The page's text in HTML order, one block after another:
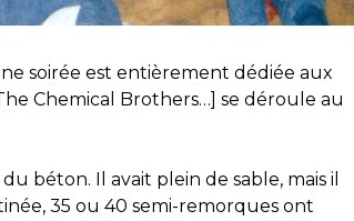
soirée est entièrement dédiée aux
Chemical Brothers…] se déroule au
béton. Il avait plein de sable, mais il
35 ou 40 semi-remorques ont